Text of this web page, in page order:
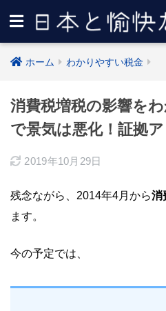
ホーム わかりやすい税金
消費税増税の影響を
で景気は悪化！証拠ア
2019年10月29日
残念ながら、2014年4月から消
ます。
今の予定では、